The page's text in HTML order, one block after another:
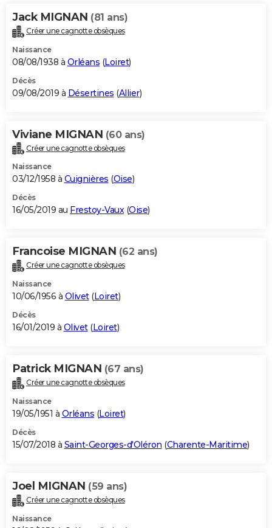
Jack MIGNAN (81 ans)
Créer une cagnotte obsèques
Naissance
08/08/1938 à Orléans (Loiret)
Décès
09/08/2019 à Désertines (Allier)
Viviane MIGNAN (60 ans)
Créer une cagnotte obsèques
Naissance
03/12/1958 à Cuignières (Oise)
Décès
16/05/2019 au Frestoy-Vaux(Oise)
Francoise MIGNAN (62 ans)
Créer une cagnotte obsèques
Naissance
10/06/1956 à Olivet(Loiret)
Décès
16/01/2019 à Olivet(Loiret)
Patrick MIGNAN (67 ans)
Créer une cagnotte obsèques
Naissance
19/05/1951 à Orléans (Loiret)
Décès
15/07/2018 à Saint-Georges-d'Oléron (Charente-Maritime)
Joel MIGNAN (59 ans)
Créer une cagnotte obsèques
Naissance